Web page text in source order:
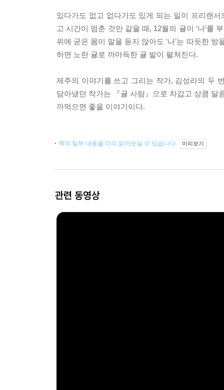
있다가도 없고 없다가도 있게 되는 일이 프리랜
고 시간이 멈춘 것만 같을 때, 12월의 귤이 ‘나’를
위에 굳은 몸이 말을 듣지 않아도 ‘나’는 따듯한
하면 노란 귤로 까마득한 귤 밭이 펼쳐진다.
제주의 이야기를 쓰고 그리는 작가, 김성라의 두
담아냈던 작가는 『귤 사람』으로 차갑고 상큼 달
까먹으면 좋을 이야기이다.
책의 일부 내용을 미리 읽어보실 수 있습니다. 미리보기
관련 동영상